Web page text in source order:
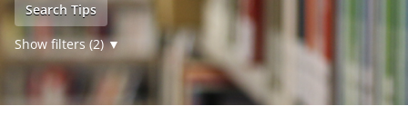
Search Tips
Show filters (2)